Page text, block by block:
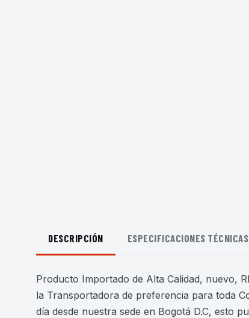
DESCRIPCIÓN ESPECIFICACIONES TÉCNICAS
Producto Importado de Alta Calidad, nuevo,
la Transportadora de preferencia para toda
día desde nuestra sede en Bogotá D.C, esto